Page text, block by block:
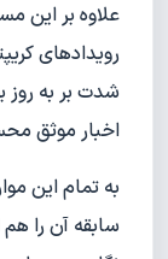
علاوه بر این
رویدادهای
شدت بر به روز
اخبار موثق
به تمام این
سابقه آن را